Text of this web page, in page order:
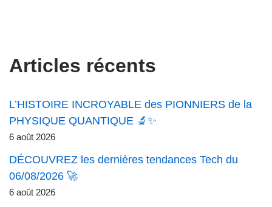
Articles récents
L’HISTOIRE INCROYABLE des PIONNIERS de la
PHYSIQUE QUANTIQUE 🔬✨
6 août 2026
DÉCOUVREZ les dernières tendances Tech du
06/08/2026 🚀
6 août 2026